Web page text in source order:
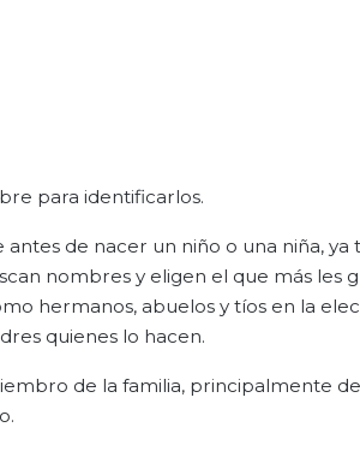
para identificarlos.
de nacer un niño o una niña, ya
nombres y eligen el que más les
hermanos, abuelos y tíos en la
quienes lo hacen.
de la familia, principalmente